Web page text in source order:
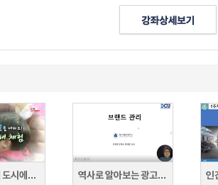
[유쾌한과학] 도시에서 자연을 배워요! 아차산 생태 체험
역사로 알아보는 광고, 광고인
인